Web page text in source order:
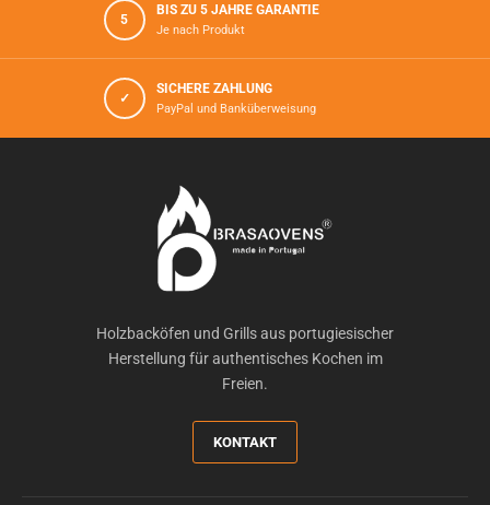
5
BIS ZU 5 JAHRE GARANTIE
Je nach Produkt
✓
SICHERE ZAHLUNG
PayPal und Banküberweisung
Holzbacköfen und Grills aus portugiesischer
Herstellung für authentisches Kochen im
Freien.
KONTAKT